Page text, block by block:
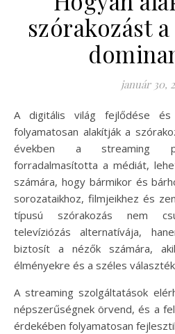
szórakozást
január 30,
A digitális világ fejlődése és a technológiai újítások
folyamatosan alakítják a
években a streaming
forradalmasította a médiát,
számára, hogy bármikor és
sorozataikhoz, filmjeikhez és
típusú szórakozás nem
televíziózás alternatívája,
biztosít a nézők számára,
élményekre és a széles
A streaming szolgáltatások
népszerűségnek örvend, és a
érdekében folyamatosan